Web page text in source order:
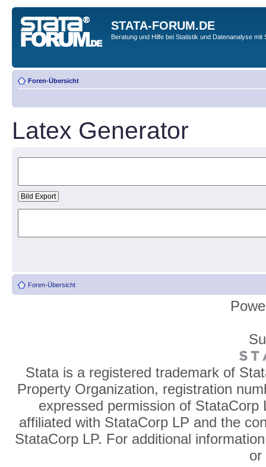
STATA-FORUM.DE
Beratung und Hilfe bei Statistik und Datenanalyse mit
Foren-Übersicht
Latex Generator
Foren-Übersicht
Stata is a registered trademark of
Property Organization, registration
expressed permission of
affiliated with StataCorp LP and the
StataCorp LP. For additional
or